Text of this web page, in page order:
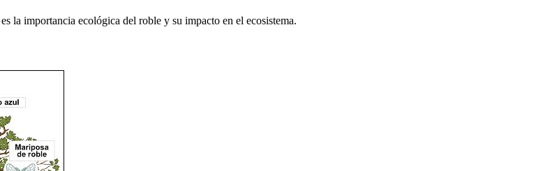
la importancia ecológica del roble y su impacto en el ecosistema.